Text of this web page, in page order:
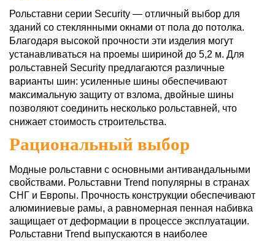
Рольставни серии Security — отличный выбор для
зданий со стеклянными окнами от пола до потолка.
Благодаря высокой прочности эти изделия могут
устанавливаться на проемы шириной до 5,2 м. Для
рольставней Security предлагаются различные
варианты шин: усиленные шины обеспечивают
максимальную защиту от взлома, двойные шины
позволяют соединить несколько рольставней, что
снижает стоимость строительства.
Рациональный выбор
Модные рольставни с основными антивандальными
свойствами. Рольставни Trend популярны в странах
СНГ и Европы. Прочность конструкции обеспечивают
алюминиевые рамы, а равномерная пенная набивка
защищает от деформации в процессе эксплуатации.
Рольставни Trend выпускаются в наиболее